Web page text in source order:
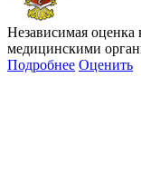
Независимая оценка
медицинскими
Подробнее Оценить